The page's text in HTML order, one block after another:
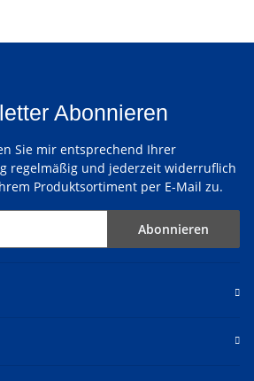
Abonnieren
Sie mir entsprechend Ihrer
regelmäßig und jederzeit widerruflich
Produktsortiment per E-Mail zu.
Abonnieren